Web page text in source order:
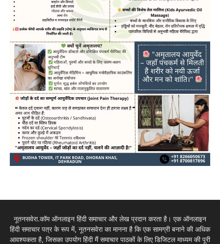
नूतनसवेरा.कॉम ऑनलाइन हिंदी समाचार और लेख प्रदान करता है। एक ऑनलाइन
हिंदी समाचार पत्र के रूप में, नूतनसवेरा का मानना है कि एक सामग्री बनाने की अधिक
आवश्यकता है, जिसका उपयोग हिंदी मैं समाचार पाठकों के लिए डिजिटल माध्यम की पूरी